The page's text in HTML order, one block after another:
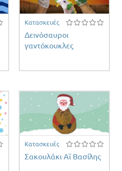
Κατασκευές
Δεινόσαυροι
γαντόκουκλες
Κατασκευές
Σακουλάκι Αϊ Βασίλης